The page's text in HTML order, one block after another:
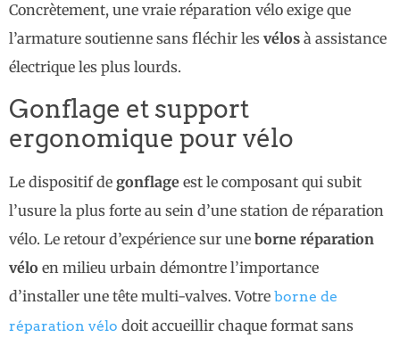
Concrètement, une vraie réparation vélo exige que
l’armature soutienne sans fléchir les vélos à assistance
électrique les plus lourds.
Gonflage et support
ergonomique pour vélo
Le dispositif de gonflage est le composant qui subit
l’usure la plus forte au sein d’une station de réparation
vélo. Le retour d’expérience sur une borne réparation
vélo en milieu urbain démontre l’importance
d’installer une tête multi-valves. Votre borne de
réparation vélo doit accueillir chaque format sans